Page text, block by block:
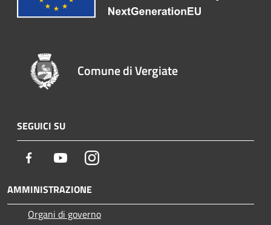
Comune di Vergiate
SEGUICI SU
Facebook YoutubeInstagram
AMMINISTRAZIONE
Organi di governo